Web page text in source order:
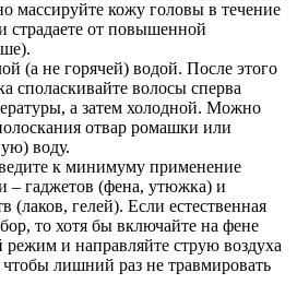
массируйте кожу головы в течение
страдаете от повышенной
(а не горячей) водой. После этого
споласкивайте волосы сперва
а затем холодной. Можно
отвар ромашки или
воду.
к минимуму применение
– гаджетов (фена, утюжка) и
(лаков, гелей). Если естественная
то хотя бы включайте на фене
и направляйте струю воздуха
чтобы лишний раз не травмировать